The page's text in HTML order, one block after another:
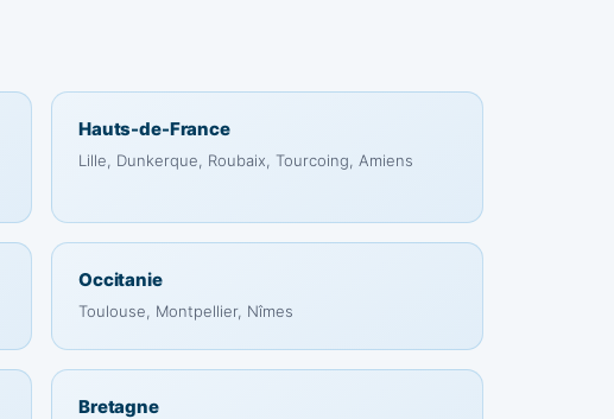
Hauts-de-France
Lille, Dunkerque, Roubaix, Tourcoing, Amiens
Occitanie
Toulouse, Montpellier, Nîmes
Bretagne